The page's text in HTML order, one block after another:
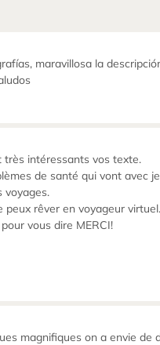
maravillosa la
très intéressants vos texte.
de santé qui vont avec
voyages.
peux rêver en voyageur virtuel.
vous dire MERCI!
magnifiques on a envie de